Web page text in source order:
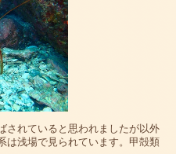
されていると思われましたが以外
は浅場で見られています。甲殻類